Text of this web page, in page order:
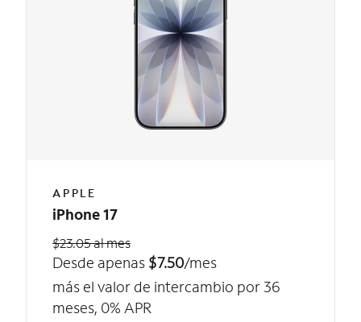
APPLE
iPhone 17
$23.05 al mes
Desde apenas $7.50/mes
más el valor de intercambio por 36
meses, 0% APR